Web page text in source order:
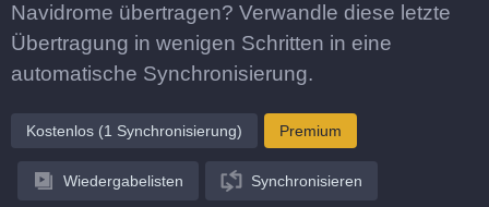
Navidrome übertragen? Verwandle diese letzte
Übertragung in wenigen Schritten in eine
automatische Synchronisierung.
Kostenlos (1 Synchronisierung) Premium
Wiedergabelisten Synchronisieren